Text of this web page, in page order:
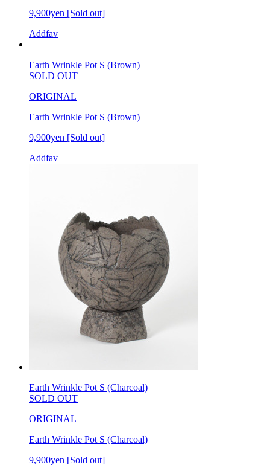
9,900yen [Sold out]
Addfav
Earth Wrinkle Pot S (Brown)
SOLD OUT
ORIGINAL
Earth Wrinkle Pot S (Brown)
9,900yen [Sold out]
Addfav
Earth Wrinkle Pot S (Charcoal)
SOLD OUT
ORIGINAL
Earth Wrinkle Pot S (Charcoal)
9,900yen [Sold out]